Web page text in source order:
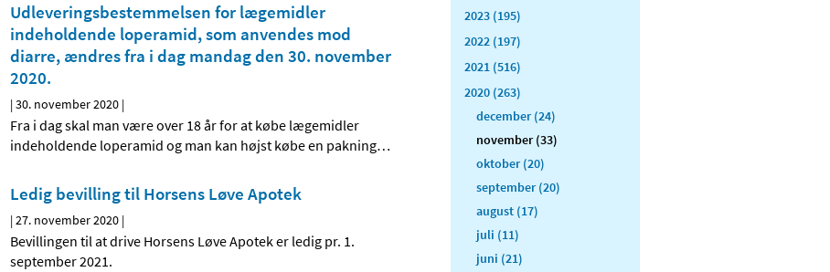
Udleveringsbestemmelsen for lægemidler
indeholdende loperamid, som anvendes mod
diarre, ændres fra i dag mandag den 30. november
2020.
|30. november 2020 |
Fra i dag skal man være over 18 år for at købe lægemidler
indeholdende loperamid og man kan højst købe en pakning…
Ledig bevilling til Horsens Løve Apotek
|27. november 2020 |
Bevillingen til at drive Horsens Løve Apotek er ledig pr. 1.
september 2021.
2023 (195)
2022 (197)
2021 (516)
2020 (263)
december (24)
november (33)
oktober (20)
september (20)
august (17)
juli (11)
juni (21)